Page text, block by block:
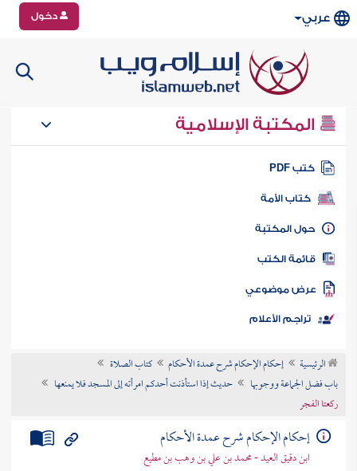
عربي دخول
المكتبة الإسلامية
كتب PDF
كتاب الأمة
المكتبة
الكتب
موضوعي
تراجم الأعلام
الرئيسية إحكام الإحكام شرح عمدة الأحكام
كتاب الصلاة
باب فضل الجماعة ووجوبها
حديث إذا استأذنت أحدكم امرأته إلى المسجد فلا يمنعها
ركعتا الفجر
إحكام الإحكام شرح عمدة الأحكام
ابن دقيق العيد - محمد بن علي بن وهب بن مطيع